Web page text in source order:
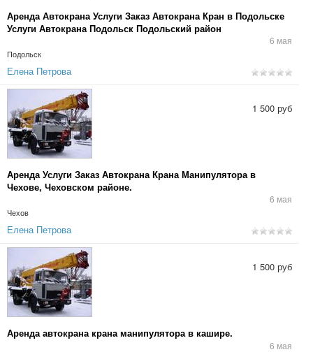
Аренда Автокрана Услуги Заказ Автокрана Кран в Подольске
Услуги Автокрана Подольск Подольский район
6 мая
Подольск
Елена Петрова
Аренда Услуги Заказ Автокрана Крана Манипулятора в
Чехове, Чеховском районе.
6 мая
Чехов
1 500 руб
Елена Петрова
Аренда автокрана крана манипулятора в кашире.
6 мая
1 500 руб